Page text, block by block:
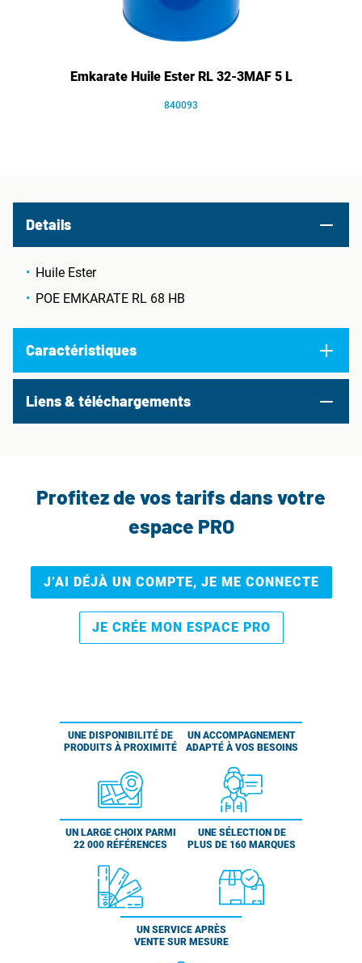
Emkarate Huile Ester RL 32-3MAF 5 L
840093
Details
Huile Ester
POE EMKARATE RL 68 HB
Caractéristiques
Liens & téléchargements
Profitez de vos tarifs dans votre
espace PRO
J’AI DÉJÀ UN COMPTE, JE ME CONNECTE
JE CRÉE MON ESPACE PRO
UNE DISPONIBILITÉ DE
PRODUITS À PROXIMITÉ
UN ACCOMPAGNEMENT
ADAPTÉ À VOS BESOINS
UN LARGE CHOIX PARMI
22 000 RÉFÉRENCES
UNE SÉLECTION DE
PLUS DE 160 MARQUES
UN SERVICE APRÈS
VENTE SUR MESURE